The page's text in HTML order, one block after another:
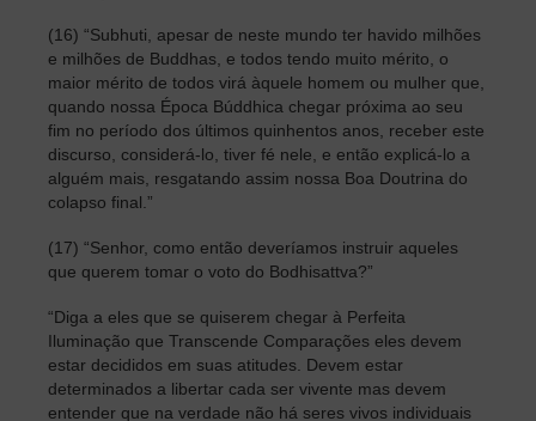
(16) “Subhuti, apesar de neste mundo ter havido milhões
e milhões de Buddhas, e todos tendo muito mérito, o
maior mérito de todos virá àquele homem ou mulher que,
quando nossa Época Búddhica chegar próxima ao seu
fim no período dos últimos quinhentos anos, receber este
discurso, considerá-lo, tiver fé nele, e então explicá-lo a
alguém mais, resgatando assim nossa Boa Doutrina do
colapso final.”
(17) “Senhor, como então deveríamos instruir aqueles
que querem tomar o voto do Bodhisattva?”
“Diga a eles que se quiserem chegar à Perfeita
Iluminação que Transcende Comparações eles devem
estar decididos em suas atitudes. Devem estar
determinados a libertar cada ser vivente mas devem
entender que na verdade não há seres vivos individuais